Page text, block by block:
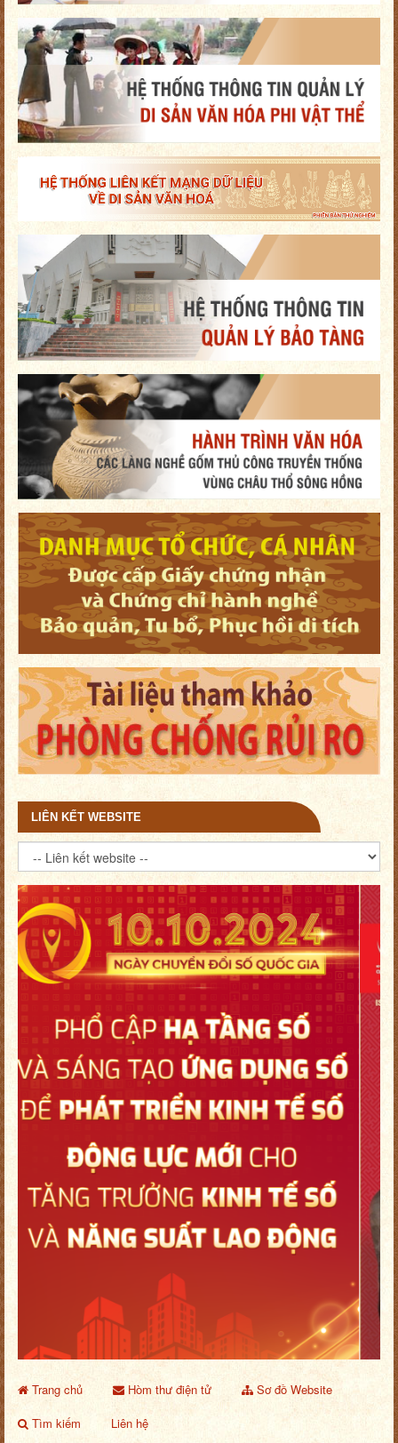
LIÊN KẾT WEBSITE
Hòm thư điện tử